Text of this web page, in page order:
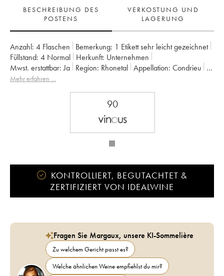
BESCHREIBUNG DES
POSTENS
VERKOSTUNG UND
LAGERUNG
Anzahl: 4 Flaschen Bemerkung: 1 Etikett sehr leicht gezeichnet
Füllstand: 4 Normal Herkunft:
unternehmen
Mwst. erstattbar: ja Region: Rhonetal Appellation:
Condrieu
Eigentümer:
Guigal
Mehr erfahren …
90
KONTROLLIERT, BEGUTACHTET &
ZERTIFIZIERT VON IDEALWINE
Fragen Sie Margaux, unsere KI-Sommelière
Zu welchem Gericht passt es?
Welche ähnlichen Weine empfiehlst du mir?